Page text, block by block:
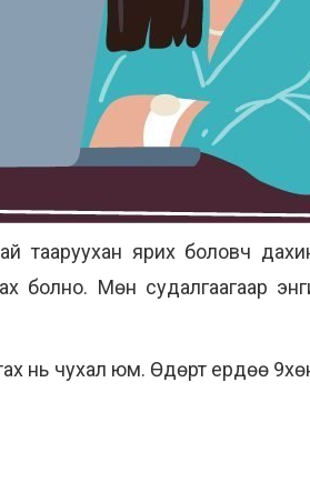
тааруухан ярих боловч
болно. Мөн судалгаагаар
нь чухал юм. Өдөрт ердөө